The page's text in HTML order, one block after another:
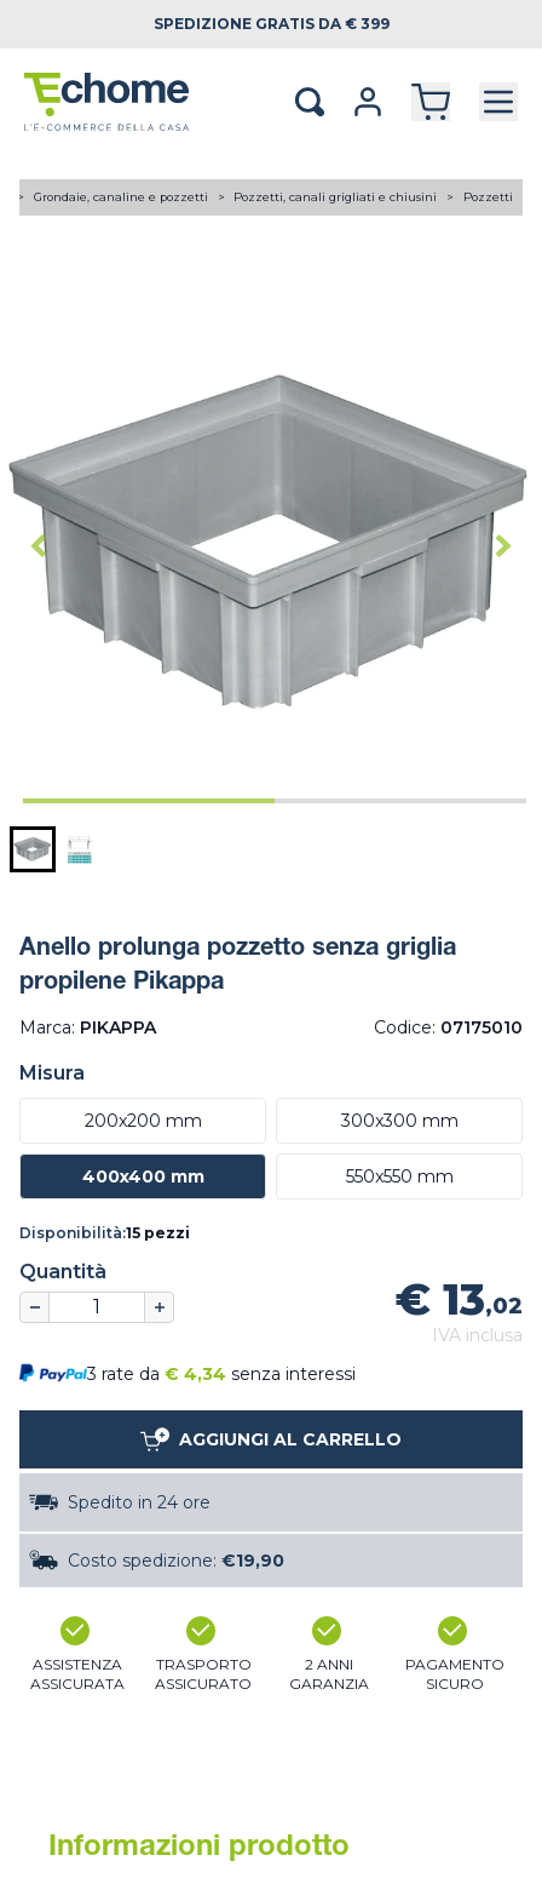
SPEDIZIONE GRATIS DA € 399
Grondaie, canaline e pozzetti Pozzetti, canali grigliati e chiusini Pozzetti
Anello prolunga pozzetto senza griglia
propilene Pikappa
Marca: PIKAPPA Codice: 07175010
Misura
200x200 mm 300x300 mm
400x400 mm 550x550 mm
Disponibilità:15 pezzi
Quantità
€ 13,02
IVA inclusa
3 rate da € 4,34 senza interessi
AGGIUNGI AL CARRELLO
Spedito in 24 ore
Costo spedizione: €19,90
ASSISTENZA
ASSICURATA
TRASPORTO
ASSICURATO
2 ANNI
GARANZIA
PAGAMENTO
SICURO
Informazioni prodotto